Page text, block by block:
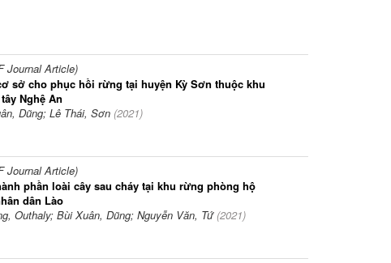
Journal Article)
sở cho phục hồi rừng tại huyện Kỳ Sơn thuộc khu
Nghệ An
Dũng; Lê Thái, Sơn (2021)
Journal Article)
phần loài cây sau cháy tại khu rừng phòng hộ
dân Lào
Outhaly; Bùi Xuân, Dũng; Nguyễn Văn, Tứ(2021)